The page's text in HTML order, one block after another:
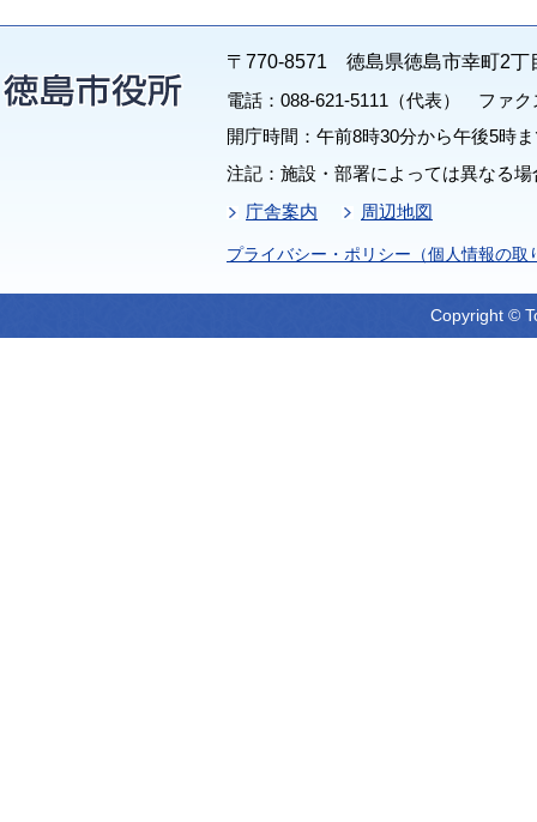
〒770-8571 徳島県徳島市幸町2丁
電話：088-621-5111（代表） ファク
開庁時間：午前8時30分から午後5時
注記：施設・部署によっては異なる
庁舎案内
周辺地図
プライバシー・ポリシー（個人情報の取
Copyright ©